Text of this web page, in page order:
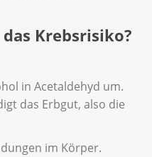
Krebsrisiko?
in Acetaldehyd um.
das Erbgut, also die
im Körper.